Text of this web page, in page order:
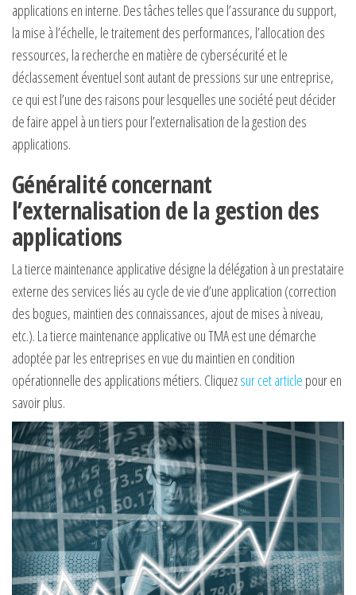
applications en interne. Des tâches telles que l’assurance du support,
la mise à l’échelle, le traitement des performances, l’allocation des
ressources, la recherche en matière de cybersécurité et le
déclassement éventuel sont autant de pressions sur une entreprise,
ce qui est l’une des raisons pour lesquelles une société peut décider
de faire appel à un tiers pour l’externalisation de la gestion des
applications.
Généralité concernant
l’externalisation de la gestion des
applications
La tierce maintenance applicative désigne la délégation à un prestataire
externe des services liés au cycle de vie d’une application (correction
des bogues, maintien des connaissances, ajout de mises à niveau,
etc.). La tierce maintenance applicative ou TMA est une démarche
adoptée par les entreprises en vue du maintien en condition
opérationnelle des applications métiers. Cliquezsur cet article pour en
savoir plus.